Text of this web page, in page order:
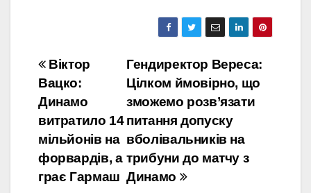
Навігація
записів
Гендиректор Вереса:
Цілком ймовірно, що
зможемо розв’язати
питання допуску
вболівальників на
трибуни до матчу з
Динамо
Віктор
Вацко:
Динамо
витратило 14
мільйонів на
форвардів, а
грає Гармаш